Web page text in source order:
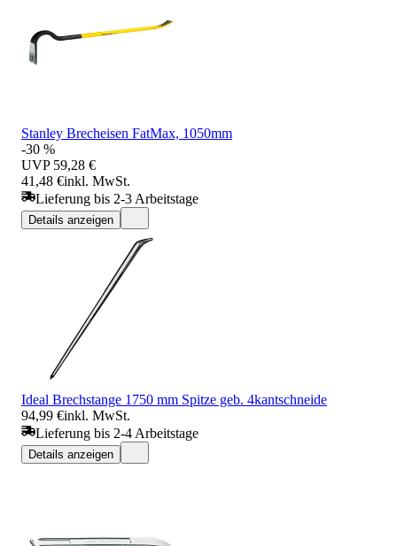
Stanley Brecheisen FatMax, 1050mm
-30 %
UVP 59,28 €
41,48 €inkl. MwSt.
Lieferung bis 2-3 Arbeitstage
Details anzeigen
Ideal Brechstange 1750 mm Spitze geb. 4kantschneide
94,99 €inkl. MwSt.
Lieferung bis 2-4 Arbeitstage
Details anzeigen